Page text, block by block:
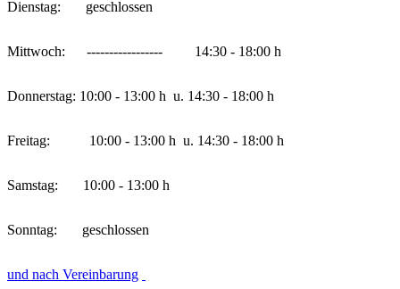
Dienstag: geschlossen
Mittwoch: ----------------- 14:30 - 18:00 h
Donnerstag: 10:00 - 13:00 h u. 14:30 - 18:00 h
Freitag: 10:00 - 13:00 h u. 14:30 - 18:00 h
Samstag: 10:00 - 13:00 h
Sonntag: geschlossen
und nach Vereinbarung